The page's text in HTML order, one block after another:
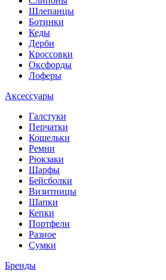
Шлепанцы
Ботинки
Кеды
Дерби
Кроссовки
Оксфорды
Лоферы
Аксессуары
Галстуки
Перчатки
Кошельки
Ремни
Рюкзаки
Шарфы
Бейсболки
Визитницы
Шапки
Кепки
Портфели
Разное
Сумки
Бренды